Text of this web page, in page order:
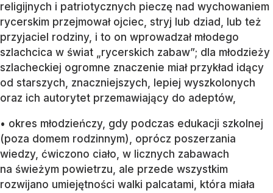
religijnych i patriotycznych pieczę nad wychowaniem
rycerskim przejmował ojciec, stryj lub dziad, lub też
przyjaciel rodziny, i to on wprowadzał młodego
szlachcica w świat „rycerskich zabaw”; dla młodzieży
szlacheckiej ogromne znaczenie miał przykład idący
od starszych, znaczniejszych, lepiej wyszkolonych
oraz ich autorytet przemawiający do adeptów,
• okres młodzieńczy, gdy podczas edukacji szkolnej
(poza domem rodzinnym), oprócz poszerzania
wiedzy, ćwiczono ciało, w licznych zabawach
na świeżym powietrzu, ale przede wszystkim
rozwijano umiejętności walki palcatami, która miała